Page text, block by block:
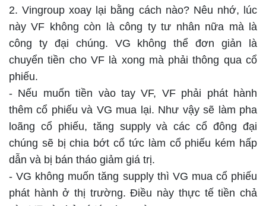
2. Vingroup xoay lại bằng cách nào? Nêu nhớ, lúc
này VF không còn là công ty tư nhân nữa mà là
công ty đại chúng. VG không thể đơn giản là
chuyển tiền cho VF là xong mà phải thông qua cổ
phiếu.
- Nếu muốn tiền vào tay VF, VF phải phát hành
thêm cổ phiếu và VG mua lại. Như vậy sẽ làm pha
loãng cổ phiếu, tăng supply và các cổ đông đại
chúng sẽ bị chia bớt cổ tức làm cổ phiếu kém hấp
dẫn và bị bán tháo giảm giá trị.
- VG không muốn tăng supply thì VG mua cổ phiếu
phát hành ở thị trường. Điều này thực tế tiền chả